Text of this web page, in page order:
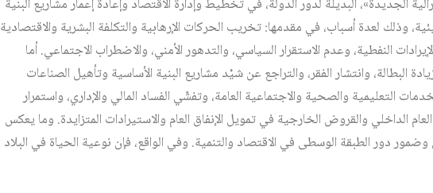
الجديدة»، البديلة لدور الدولة، في تخطيط وإدارة الاقتصاد وإعادة إعمار مشاريع البنية
وذلك لعدة أسباب، في مقدمها: تخريب الحركات الإرهابية والتكلفة البشرية والاقتصادية
النفطية، وعدم الاستقرار السياسي، والتدهور الأمني، والاضطراب الاجتماعي. أما
البطالة، وانتشار الفقر، والتراجع عن شيْد مشاريع البنية الأساسية وتأهيل الصناعات
التعليمية والصحية والاجتماعية العامة، وتفشّي الفساد المالي والإداري، واستمرار
الداخلي والقروض الخارجية في تمويل الإنفاق العام والاستيرادات المتزايدة. وما يعكس
دور الطبقة الوسطى في الاقتصاد والتنمية. وفي الواقع، فإن نوعية الحياة في البلاد